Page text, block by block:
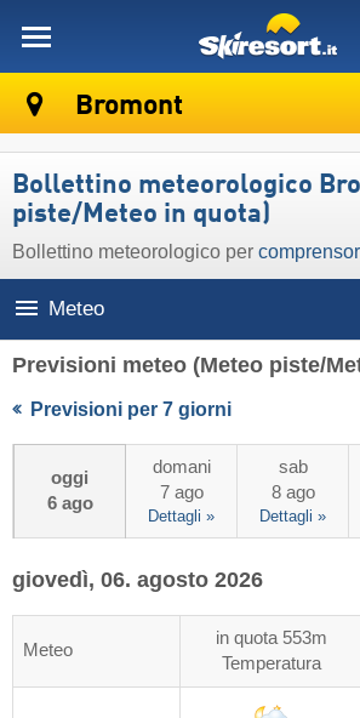
Bromont
Bollettino meteorologico
piste/Meteo in quota)
Bollettino meteorologico per
Meteo
Previsioni meteo (Meteo piste/
Previsioni per 7 giorni
oggi
6 ago
domani
7 ago
Dettagli »
sab
8 ago
Dettagli »
giovedì, 06. agosto 2026
Meteo
in quota 553m
Temperatura